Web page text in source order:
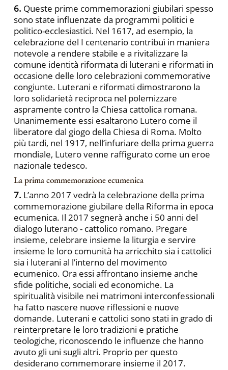
6. Queste prime commemorazioni giubilari spesso
sono state influenzate da programmi politici e
politico-ecclesiastici. Nel 1617, ad esempio, la
celebrazione del I centenario contribuì in maniera
notevole a rendere stabile e a rivitalizzare la
comune identità riformata di luterani e riformati in
occasione delle loro celebrazioni commemorative
congiunte. Luterani e riformati dimostrarono la
loro solidarietà reciproca nel polemizzare
aspramente contro la Chiesa cattolica romana.
Unanimemente essi esaltarono Lutero come il
liberatore dal giogo della Chiesa di Roma. Molto
più tardi, nel 1917, nell’infuriare della prima guerra
mondiale, Lutero venne raffigurato come un eroe
nazionale tedesco.
La prima commemorazione ecumenica
7. L’anno 2017 vedrà la celebrazione della prima
commemorazione giubilare della Riforma in epoca
ecumenica. Il 2017 segnerà anche i 50 anni del
dialogo luterano - cattolico romano. Pregare
insieme, celebrare insieme la liturgia e servire
insieme le loro comunità ha arricchito sia i cattolici
sia i luterani al l’interno del movimento
ecumenico. Ora essi affrontano insieme anche
sfide politiche, sociali ed economiche. La
spiritualità visibile nei matrimoni interconfessionali
ha fatto nascere nuove riflessioni e nuove
domande. Luterani e cattolici sono stati in grado di
reinterpretare le loro tradizioni e pratiche
teologiche, riconoscendo le influenze che hanno
avuto gli uni sugli altri. Proprio per questo
desiderano commemorare insieme il 2017.